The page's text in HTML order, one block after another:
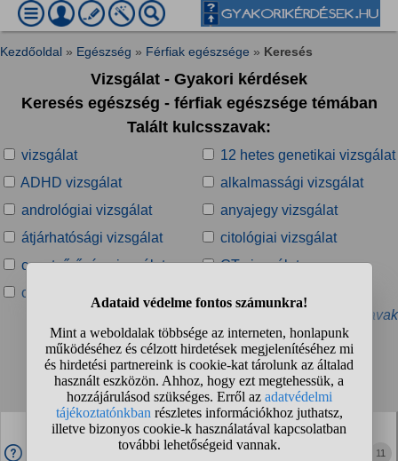
Kezdőoldal » Egészség » Férfiak egészsége » Keresés
Vizsgálat - Gyakori kérdések
Keresés egészség - férfiak egészsége témában
Talált kulcsszavak:
vizsgálat
12 hetes genetikai vizsgálat
ADHD vizsgálat
alkalmassági vizsgálat
andrológiai vizsgálat
anyajegy vizsgálat
átjárhatósági vizsgálat
citológiai vizsgálat
csontsűrűség vizsgálat
CT-vizsgálat
cukorterheléses vizsgálat
» További kapcsolódó kulcsszavak
Talált kérdések:
1 2 3 4 ... ❯ ❯❯
Felnőttkorban kínos a fitymaszukulet? Hogyan zajlik a
vizsgalat orvosnal?
11